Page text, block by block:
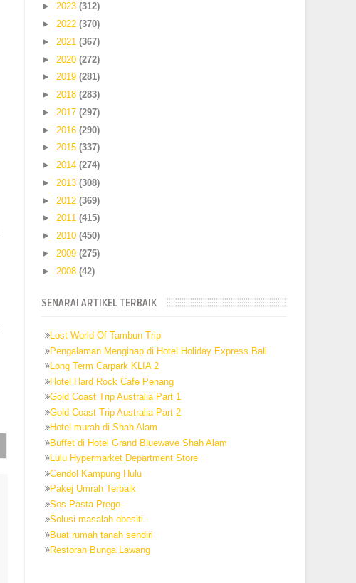
►2023(312)
►2022(370)
► 2021(367)
► 2020(272)
►2019(281)
►2018(283)
► 2017(297)
► 2016(290)
►2015(337)
►2014(274)
► 2013(308)
► 2012(369)
►2011(415)
►2010(450)
► 2009(275)
► 2008(42)
SENARAI ARTIKEL TERBAIK
Lost World Of Tambun Trip
Pengalaman Menginap di Hotel Holiday Express Bali
Long Term Carpark KLIA 2
Hotel Hard Rock Cafe Penang
Gold Coast Trip Australia Part 1
Gold Coast Trip Australia Part 2
Hotel murah di Shah Alam
Buffet di Hotel Grand Bluewave Shah Alam
Lulu Hypermarket Department Store
Cendol Kampung Hulu
Pakej Umrah Terbaik
Sos Pasta Prego
Solusi masalah obesiti
Buat rumah tanah sendiri
Restoran Bunga Lawang